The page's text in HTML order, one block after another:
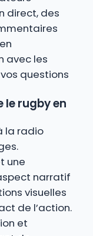
direct, des
avec les
questions
le rugby en
la radio
une
narratif
visuelles
de l’action.
et